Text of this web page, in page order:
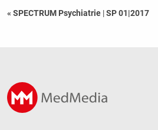
« SPECTRUM Psychiatrie |SP 01|2017